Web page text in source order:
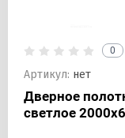
0
Артикул: нет
Дверное
светлое